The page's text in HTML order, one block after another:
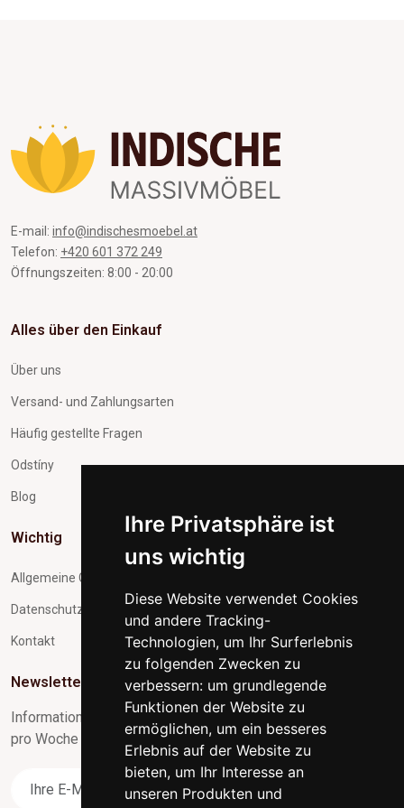
Ihre Privatsphäre ist
uns wichtig
Diese Website verwendet Cookies
und andere Tracking-
Technologien, um Ihr Surferlebnis
zu folgenden Zwecken zu
verbessern: um grundlegende
Funktionen der Website zu
ermöglichen, um ein besseres
Erlebnis auf der Website zu
bieten, um Ihr Interesse an
unseren Produkten und
E-mail: info@indischesmoebel.at
Telefon: +420 601 372 249
Öffnungszeiten: 8:00 - 20:00
Alles über den Einkauf
Über uns
Versand- und Zahlungsarten
Häufig gestellte Fragen
Odstíny
Blog
Wichtig
Allgemeine Geschäftsbedingungen
Datenschutz und Verarbeitung personenbezogener Daten
Kontakt
Newsletter-Abonnement
Informationen zu Neuigkeiten und nützliche Tipps max. 1x
pro Woche